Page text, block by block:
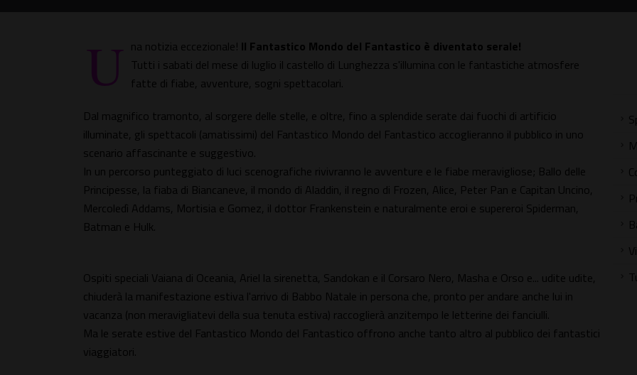
U na notizia eccezionale! Il Fantastico Mondo del Fantastico è diventato serale!
Tutti i sabati del mese di luglio il castello di Lunghezza s'illumina con le fantastiche atmosfere
fatte di fiabe, avventure, sogni spettacolari.
Dal magnifico tramonto, al sorgere delle stelle, e oltre, fino a splendide serate dai fuochi di artificio
illuminate, gli spettacoli (amatissimi) del Fantastico Mondo del Fantastico accoglieranno il pubblico in uno
scenario affascinante e suggestivo.
In un percorso punteggiato di luci scenografiche rivivranno le avventure e le fiabe meravigliose; Ballo delle
Principesse, la fiaba di Biancaneve, il mondo di Aladdin, il regno di Frozen, Alice, Peter Pan e Capitan Uncino,
Mercoledì Addams, Mortisia e Gomez, il dottor Frankenstein e naturalmente eroi e supereroi Spiderman,
Batman e Hulk.
Ospiti speciali Vaiana di Oceania, Ariel la sirenetta, Sandokan e il Corsaro Nero, Masha e Orso e... udite udite,
chiuderà la manifestazione estiva l'arrivo di Babbo Natale in persona che, pronto per andare anche lui in
vacanza (non meravigliatevi della sua tenuta estiva) raccoglierà anzitempo le letterine dei fanciulli.
Ma le serate estive del Fantastico Mondo del Fantastico offrono anche tanto altro al pubblico dei fantastici
viaggiatori.